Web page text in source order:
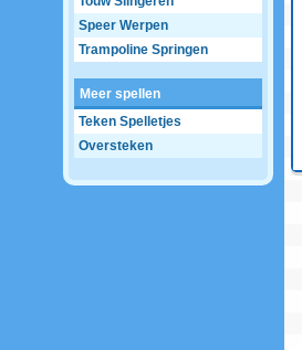
Speer Werpen
Trampoline Springen
Meer spellen
Teken Spelletjes
Oversteken